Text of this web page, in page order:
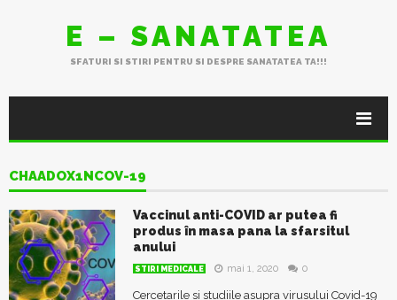
E – SANATATEA
SFATURI SI STIRI PENTRU SI DESPRE SANATATEA TA!!!
CHAADOX1NCOV-19
Vaccinul anti-COVID ar putea fi
produs în masa pana la sfarsitul
anului
STIRI MEDICALE mai 1, 2020 0
Cercetarile si studiile asupra virusului Covid-19